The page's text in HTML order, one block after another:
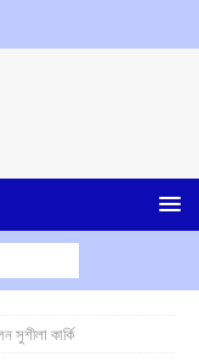
সুশীলা কার্কি